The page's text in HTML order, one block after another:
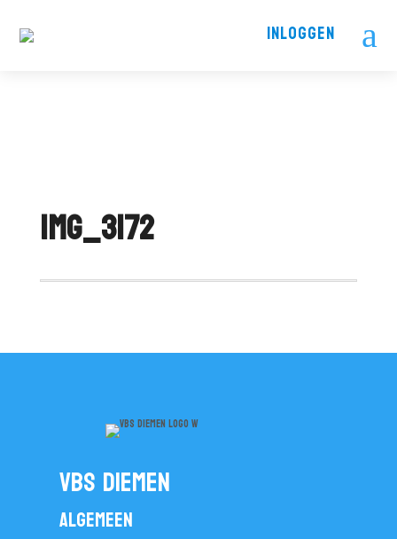
INLOGGEN a
IMG_3172
vbs diemen
Algemeen